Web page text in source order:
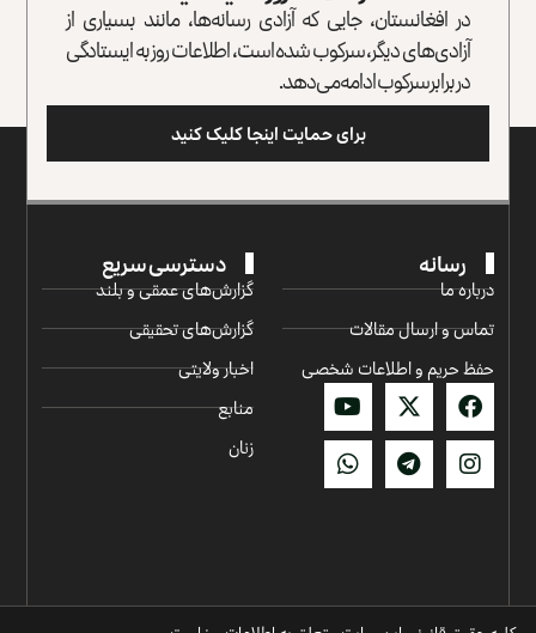
در افغانستان، جایی که آزادی رسانه‌ها، مانند بسیاری از
آزادی‌های دیگر، سرکوب شده است، اطلاعات روز به ایستادگی
در برابر سرکوب ادامه می‌دهد.
برای حمایت اینجا کلیک کنید
رسانه
درباره ما
تماس و ارسال مقالات
حفظ حریم و اطلاعات شخصی
دسترسی سریع
گزارش‌‌های عمقی و بلند
گزارش‌های تحقیقی
اخبار ولایتی
منابع
زنان